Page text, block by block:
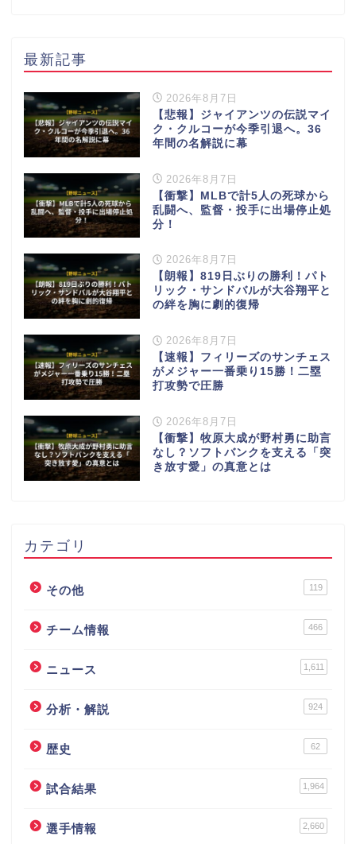
最新記事
2026年8月7日
【悲報】ジャイアンツの伝説マイ
ク・クルコーが今季引退へ。36
年間の名解説に幕
2026年8月7日
【衝撃】MLBで計5人の死球から
乱闘へ、監督・投手に出場停止処
分！
2026年8月7日
【朗報】819日ぶりの勝利！パト
リック・サンドバルが大谷翔平と
の絆を胸に劇的復帰
2026年8月7日
【速報】フィリーズのサンチェス
がメジャー一番乗り15勝！二塁
打攻勢で圧勝
2026年8月7日
【衝撃】牧原大成が野村勇に助言
なし？ソフトバンクを支える「突
き放す愛」の真意とは
カテゴリ
その他 119
チーム情報 466
ニュース 1,611
分析・解説 924
歴史 62
試合結果 1,964
選手情報 2,660